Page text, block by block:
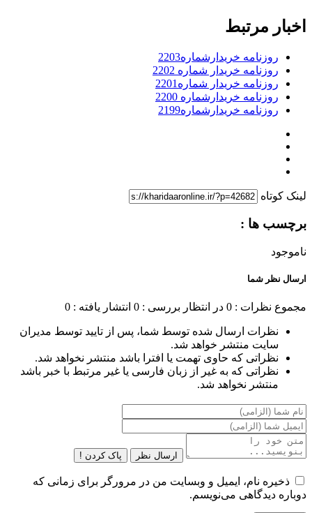
اخبار مرتبط
روزنامه خریدارشماره2203
روزنامه خریدار شماره 2202
روزنامه خریدار شماره2201
روزنامه خریدارشماره 2200
روزنامه خریدارشماره2199
لینک کوتاه
برچسب ها :
ناموجود
ارسال نظر شما
مجموع نظرات : 0 در انتظار بررسی : 0 انتشار یافته : 0
نظرات ارسال شده توسط شما، پس از تایید توسط مدیران
سایت منتشر خواهد شد.
نظراتی که حاوی تهمت یا افترا باشد منتشر نخواهد شد.
نظراتی که به غیر از زبان فارسی یا غیر مرتبط با خبر باشد
منتشر نخواهد شد.
ارسال نظر پاک کردن !
ذخیره نام، ایمیل و وبسایت من در مرورگر برای زمانی که
دوباره دیدگاهی می‌نویسم.